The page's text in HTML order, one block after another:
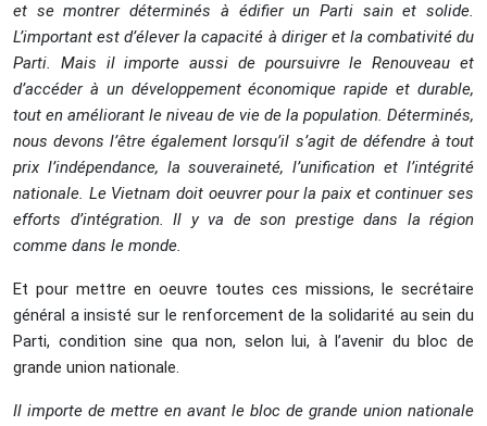
et se montrer déterminés à édifier un Parti sain et solide.
L’important est d’élever la capacité à diriger et la combativité du
Parti. Mais il importe aussi de poursuivre le Renouveau et
d’accéder à un développement économique rapide et durable,
tout en améliorant le niveau de vie de la population. Déterminés,
nous devons l’être également lorsqu’il s’agit de défendre à tout
prix l’indépendance, la souveraineté, l’unification et l’intégrité
nationale. Le Vietnam doit oeuvrer pour la paix et continuer ses
efforts d’intégration. Il y va de son prestige dans la région
comme dans le monde.
Et pour mettre en oeuvre toutes ces missions, le secrétaire
général a insisté sur le renforcement de la solidarité au sein du
Parti, condition sine qua non, selon lui, à l’avenir du bloc de
grande union nationale.
Il importe de mettre en avant le bloc de grande union nationale